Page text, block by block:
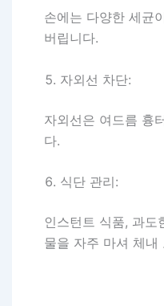
손에는 다양한 세균
버립니다.
자외선 차단:
자외선은 여드름 흉
다.
식단 관리:
인스턴트 식품, 과
물을 자주 마셔 체내